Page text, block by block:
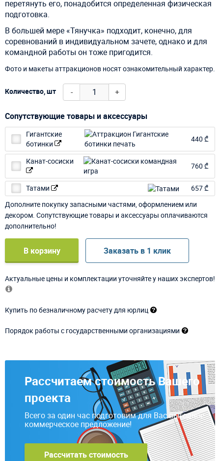
перетянуть его, понадобится определенная физическая
подготовка.
В большей мере «Тянучка» подходит, конечно, для
соревнований в индивидуальном зачете, однако и для
командной работы он тоже пригодится.
Фото и макеты аттракционов носят ознакомительный характер.
Количество, шт - +
Сопутствующие товары и аксессуары
Гигантские
ботинки
440 ₾
Канат-сосиски
760 ₾
Татами
657 ₾
Дополните покупку запасными частями, оформлением или
декором. Сопутствующие товары и аксессуары оплачиваются
дополнительно!
В корзину Заказать в 1 клик
Актуальные цены и комплектации уточняйте у наших экспертов!
Купить по безналичному расчету для юрлиц
Порядок работы с государственными организациями
Рассчитаем стоимость Вашего
проекта
Всего за один час подготовим для Вас выгодное
коммерческое предложение!
Рассчитать стоимость